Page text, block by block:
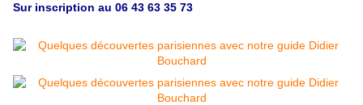
Sur inscription au 06 43 63 35 73